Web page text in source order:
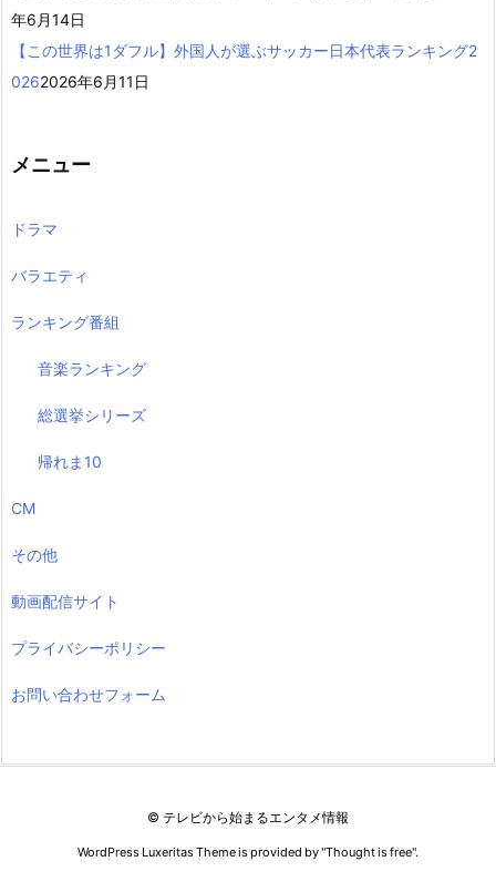
年6月14日
【この世界は1ダフル】外国人が選ぶサッカー日本代表ランキング2
0262026年6月11日
メニュー
ドラマ
バラエティ
ランキング番組
音楽ランキング
総選挙シリーズ
帰れま10
CM
その他
動画配信サイト
プライバシーポリシー
お問い合わせフォーム
© テレビから始まるエンタメ情報
WordPress Luxeritas Theme is provided by "Thought is free".